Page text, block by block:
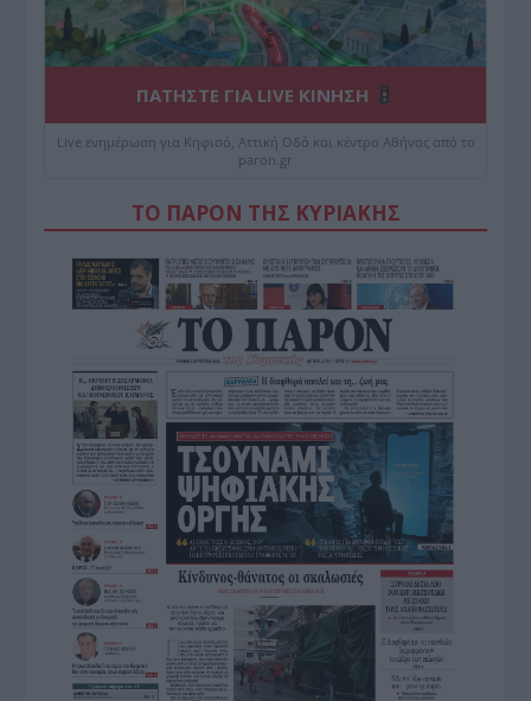
ΠΑΤΗΣΤΕ ΓΙΑ LIVE ΚΙΝΗΣΗ
Live ενημέρωση για Κηφισό, Αττική Οδό και κέντρο Αθήνας από το
paron.gr
ΤΟ ΠΑΡΟΝ ΤΗΣ ΚΥΡΙΑΚΗΣ